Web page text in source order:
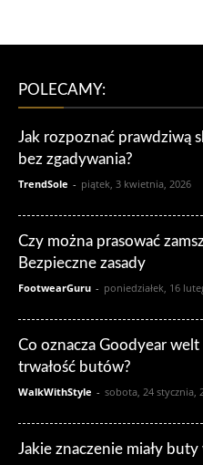
POLECAMY:
Jak rozpoznać prawdziwą
bez zgadywania?
TrendSole - piątek, 3 kwietnia, 2026
Czy można prasować
Bezpieczne zasady
FootwearGuru - poniedziałek, 16
Co oznacza Goodyear
trwałość butów?
WalkWithStyle - sobota, 24 stycznia,
Jakie znaczenie miały